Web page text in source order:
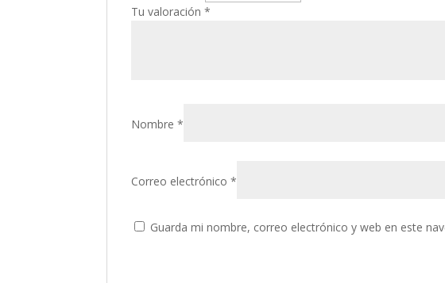
Tu valoración*
Nombre*
Correo electrónico*
Guarda mi nombre, correo electrónico y web en este